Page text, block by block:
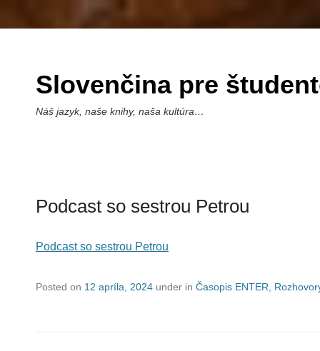
Slovenčina pre
Náš jazyk, naše knihy, naša kultúra…
Podcast so sestrou Petrou
Podcast so sestrou Petrou
Posted on 12 apríla, 2024 under in Časopis ENTER